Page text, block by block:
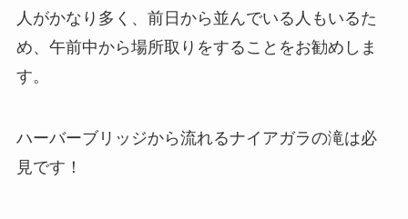
人がかなり多く、前日から並んでいる人もいるた
め、午前中から場所取りをすることをお勧めしま
す。
ハーバーブリッジから流れるナイアガラの滝は必
見です！